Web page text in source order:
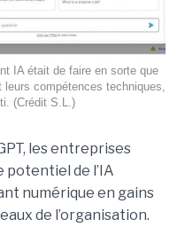
IA était de faire en sorte que
compétences techniques,
(Crédit S.L.)
les entreprises
de l’IA
numérique en gains
de l’organisation.